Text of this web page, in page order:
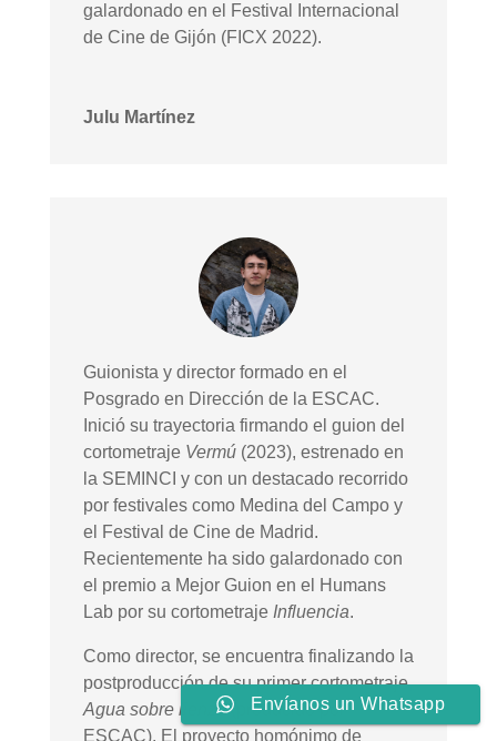
galardonado en el Festival Internacional
de Cine de Gijón (FICX 2022).
Julu Martínez
Guionista y director formado en el
Posgrado en Dirección de la ESCAC.
Inició su trayectoria firmando el guion del
cortometraje Vermú(2023), estrenado en
la SEMINCI y con un destacado recorrido
por festivales como Medina del Campo y
el Festival de Cine de Madrid.
Recientemente ha sido galardonado con
el premio a Mejor Guion en el Humans
Lab por su cortometraje Influencia.
Como director, se encuentra finalizando la
postproducción de su primer cortometraje,
Agua sobre lienzo(producido por
ESCAC). El proyecto homónimo de
Envíanos un Whatsapp